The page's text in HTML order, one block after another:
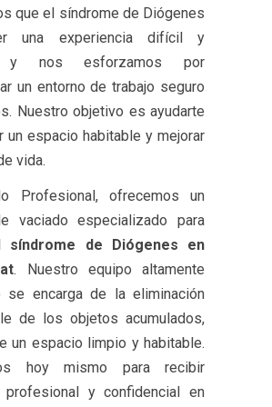
que el síndrome de Diógenes
una experiencia difícil y
y nos esforzamos por
un entorno de trabajo seguro
Nuestro objetivo es ayudarte
un espacio habitable y mejorar
vida.
Profesional, ofrecemos un
vaciado especializado para
síndrome de Diógenes en
. Nuestro equipo altamente
se encarga de la eliminación
de los objetos acumulados,
un espacio limpio y habitable.
hoy mismo para recibir
profesional y confidencial en